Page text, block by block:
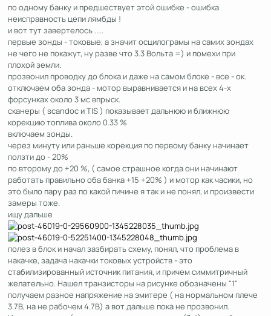
по одному банку и предшествует этой ошибке - ошибка
неисправность цепи лямбды !
и вот тут завертелось .....
первые зонды - токовые, а значит осцилограмы на самих зондах
не чего не покажут, ну разве что 3.3 Вольта =) и помехи при
плохой земли.
прозвонил проводку до блока и даже на самом блоке - все - ок.
отключаем оба зонда - мотор выравнивается и на всех 4-х
форсунках около 3 мс впрыск.
сканеры ( scandoc и TIS ) показывает дальнюю и ближнюю
корекцию топлива около 0.33 %
включаем зонды.
через минуту или раньше корекция по первому банку начинает
ползти до - 20%
по второму до +20 %, ( самое страшное когда они начинают
работать правильно оба банка +15 +20% ) и мотор как часики, но
это было пару раз по какой пичине я так и не понял, и произвести
замеры тоже.
ищу дальше
полез в блок и начал зазбирать схему, понял, что проблема в
накачке, задача накачки токовых устройств - это
стабилизированный источник питания, и причем симмитричный
желательно. Нашел транзисторы на рисунке обозначены "1"
получаем разное напряжение на эмитере ( на нормальном плече
3.7В, на не рабочем 4.7В) а вот дальше пока не прозвонил.